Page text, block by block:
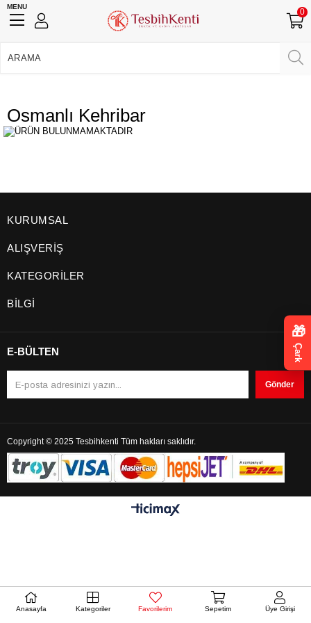
MENU
0
Osmanlı Kehribar
KURUMSAL
ALIŞVERİŞ
KATEGORİLER
BİLGİ
E-BÜLTEN
Gönder
Copyright © 2025 Tesbihkenti Tüm hakları saklıdır.
🎁
Çark
Anasayfa Kategoriler Favorilerim Sepetim Üye Girişi